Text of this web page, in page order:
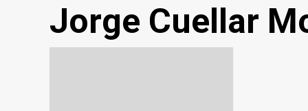
Jorge Cuellar